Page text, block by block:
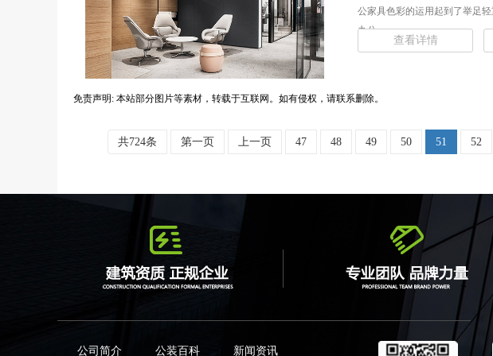
公家具色彩的运用起到了举足
办公... ...
查看详情
免责声明: 本站部分图片等素材，转载于互联网。如有侵权，请联系删除。
共724条 第一页 上一页 47 48 49 50 51 52
公司简介 公装百科 新闻资讯